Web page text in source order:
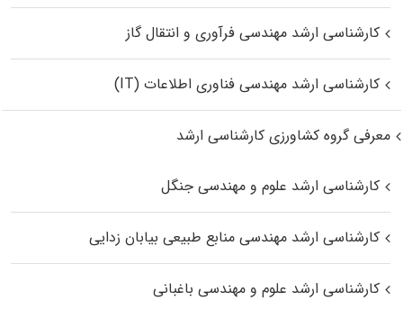
کارشناسی ارشد مهندسی فرآوری و انتقال گاز
کارشناسی ارشد مهندسی فناوری اطلاعات (IT)
معرفی گروه کشاورزی کارشناسی ارشد
کارشناسی ارشد علوم و مهندسی جنگل
کارشناسی ارشد مهندسی منابع طبیعی بیابان زدایی
کارشناسی ارشد علوم و مهندسی باغبانی